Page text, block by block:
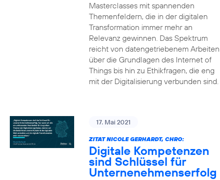
Masterclasses mit spannenden
Themenfeldern, die in der digitalen
Transformation immer mehr an
Relevanz gewinnen. Das Spektrum
reicht von datengetriebenem Arbeiten
über die Grundlagen des Internet of
Things bis hin zu Ethikfragen, die eng
mit der Digitalisierung verbunden sind.
17. Mai 2021
ZITAT NICOLE GERHARDT, CHRO:
Digitale Kompetenzen
sind Schlüssel für
Unternenehmenserfolg